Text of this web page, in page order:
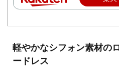
軽やかなシフォン素材の
ードレス